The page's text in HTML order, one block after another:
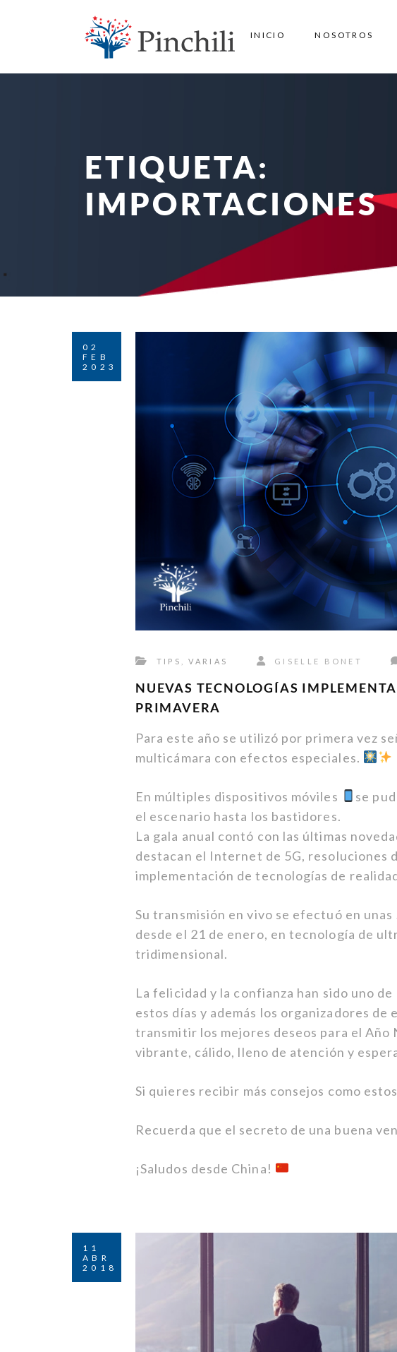
INICIO NOSOTROS
ETIQUETA:
IMPORTACIONES
02
FEB
2023
TIPS ,VARIAS GISELLE BONET
NUEVAS TECNOLOGÍAS
PRIMAVERA
Para este año se utilizó por primera vez
multicámara con efectos especiales.
En múltiples dispositivos móviles
se
el escenario hasta los bastidores.
La gala anual contó con las últimas
destacan el Internet de 5G, resoluciones
implementación de tecnologías de
Su transmisión en vivo se efectuó en
desde el 21 de enero, en tecnología de
tridimensional.
La felicidad y la confianza han sido uno
estos días y además los organizadores
transmitir los mejores deseos para el Año
vibrante, cálido, lleno de atención y
Si quieres recibir más consejos como
Recuerda que el secreto de una buena
¡Saludos desde China!
11
ABR
2018